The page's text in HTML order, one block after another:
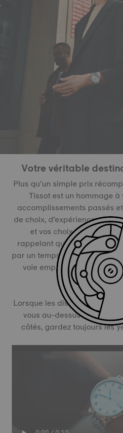
Votre véritable
Plus qu’un simple prix
Tissot est un hommage
accomplissements passés
de choix, d’expériences et
et vos choix façonnent
rappelant que les chapitres
par un temps judicieusement
voie empruntée, votre
guidant chacun
Lorsque les distractions
vous au-dessus de la
côtés, gardez toujours les